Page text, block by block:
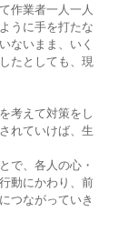
作業者一人一人
うに手を打たな
ないまま、いく
たとしても、現
考えて対策をし
れていけば、生
で、各人の心・
動にかわり、前
つながっていき